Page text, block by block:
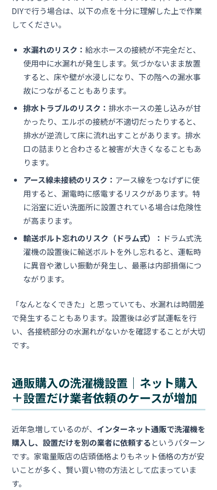
DIYで行う場合は、以下の点を十分に理解した上で作業
してください。
水漏れのリスク： 給水ホースの接続が不完全だと、
使用中に水漏れが発生します。気づかないまま放置
すると、床や壁が水浸しになり、下の階への漏水事
故につながることもあります。
排水トラブルのリスク： 排水ホースの差し込みが甘
かったり、エルボの接続が不適切だったりすると、
排水が逆流して床に流れ出すことがあります。排水
口の詰まりと合わさると被害が大きくなることもあ
ります。
アース線未接続のリスク： アース線をつなげずに使
用すると、漏電時に感電するリスクがあります。特
に浴室に近い洗面所に設置されている場合は危険性
が高まります。
輸送ボルト忘れのリスク（ドラム式）： ドラム式洗
濯機の設置後に輸送ボルトを外し忘れると、運転時
に異音や激しい振動が発生し、最悪は内部損傷につ
ながります。
「なんとなくできた」と思っていても、水漏れは時間差
で発生することもあります。設置後は必ず試運転を行
い、各接続部分の水漏れがないかを確認することが大切
です。
通販購入の洗濯機設置｜ネット購入
＋設置だけ業者依頼のケースが増加
近年急増しているのが、 インターネット通販で洗濯機を
購入し、設置だけを別の業者に依頼する というパターン
です。家電量販店の店頭価格よりもネット価格の方が安
いことが多く、賢い買い物の方法として広まっていま
す。